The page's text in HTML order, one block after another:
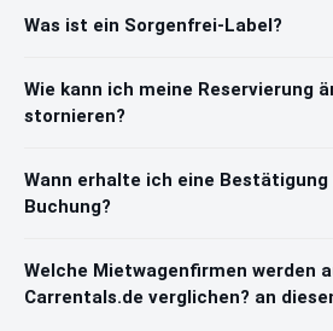
Was ist ein Sorgenfrei-Label?
Wie kann ich meine Reservierung
stornieren?
Wann erhalte ich eine Bestätigung
Buchung?
Welche Mietwagenfirmen werden
Carrentals.de verglichen? an